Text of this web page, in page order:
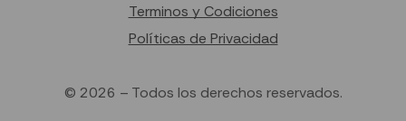
Terminos y Codiciones
Políticas de Privacidad
© 2026 – Todos los derechos reservados.